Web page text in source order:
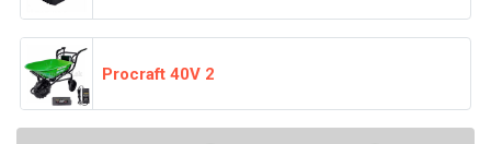
Procraft 40V 2